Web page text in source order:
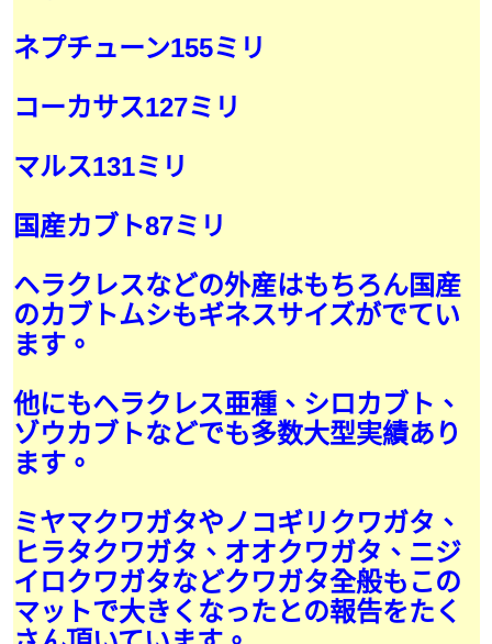
ネプチューン155ミリ
コーカサス127ミリ
マルス131ミリ
国産カブト87ミリ
ヘラクレスなどの外産はもちろん国産
のカブトムシもギネスサイズがでてい
ます。
他にもヘラクレス亜種、シロカブト、
ゾウカブトなどでも多数大型実績あり
ます。
ミヤマクワガタやノコギリクワガタ、
ヒラタクワガタ、オオクワガタ、ニジ
イロクワガタなどクワガタ全般もこの
マットで大きくなったとの報告をたく